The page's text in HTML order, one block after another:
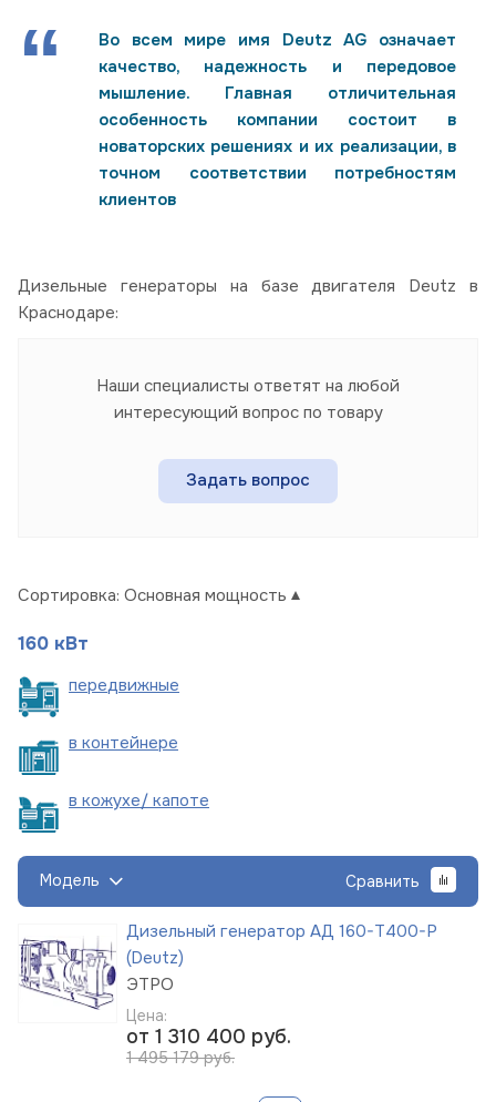
Во всем мире имя Deutz AG означает
качество, надежность и передовое
мышление. Главная отличительная
особенность компании состоит в
новаторских решениях и их реализации, в
точном соответствии потребностям
клиентов
Дизельные генераторы на базе двигателя Deutz в
Краснодаре:
Наши специалисты ответят на любой
интересующий вопрос по товару
Задать вопрос
Сортировка: Основная мощность
160 кВт
передвижные
в контейнере
в кожухе/ капоте
Модель Сравнить
Дизельный генератор АД 160-Т400-Р
(Deutz)
ЭТРО
Цена:
от 1 310 400 руб.
1 495 179 руб.